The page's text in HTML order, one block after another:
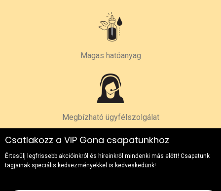
Magas hatóanyag
Megbízható ügyfélszolgálat
Csatlakozz a VIP Gona csapatunkhoz
Értesülj legfrissebb akcióinkról és híreinkről mindenki más előtt! Csapatunk
tagjainak speciális kedvezményekkel is kedveskedünk!